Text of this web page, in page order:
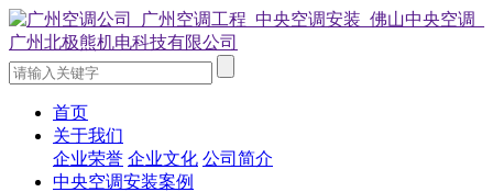
首页
关于我们
企业荣誉 企业文化 公司简介
中央空调安装案例